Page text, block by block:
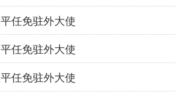
任免驻外大使
任免驻外大使
任免驻外大使